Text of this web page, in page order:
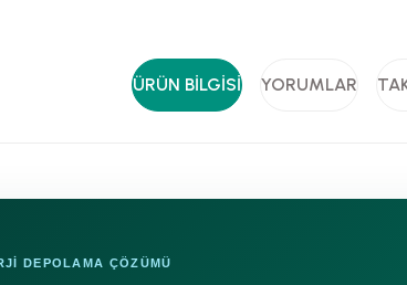
ÜRÜN BILGISI YORUMLAR
DEPOLAMA ÇÖZÜMÜ